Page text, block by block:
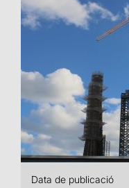
Data de publicació